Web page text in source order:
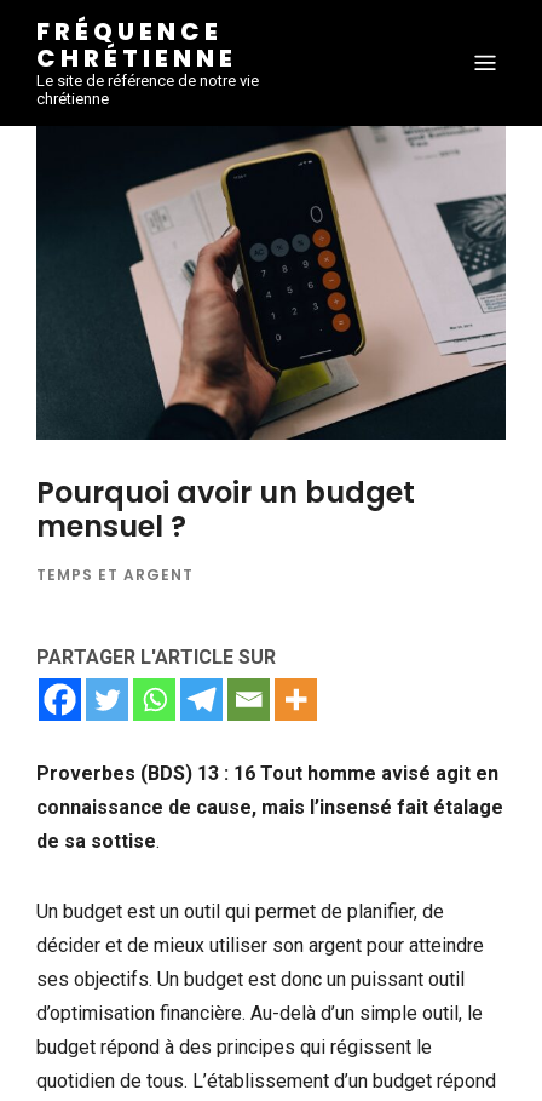
FRÉQUENCE
CHRÉTIENNE
Le site de référence de notre vie
chrétienne
Pourquoi avoir un budget
mensuel ?
TEMPS ET ARGENT
PARTAGER L'ARTICLE SUR
Proverbes (BDS) 13 : 16 Tout homme avisé agit en
connaissance de cause, mais l’insensé fait étalage
de sa sottise.
Un budget est un outil qui permet de planifier, de
décider et de mieux utiliser son argent pour atteindre
ses objectifs. Un budget est donc un puissant outil
d’optimisation financière. Au-delà d’un simple outil, le
budget répond à des principes qui régissent le
quotidien de tous. L’établissement d’un budget répond